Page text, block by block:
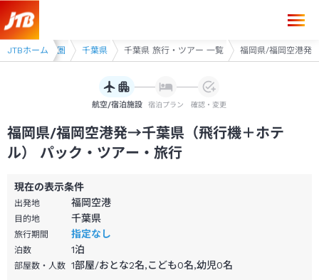
JTBホーム
アー 首都圏 千葉県 千葉県 旅行・ツアー 一覧 福岡県/福岡空港発
航空/宿泊施設 宿泊プラン 確認・変更
福岡県/福岡空港発→千葉県（飛行機＋ホテ
ル） パック・ツアー・旅行
現在の表示条件
出発地 福岡空港
目的地 千葉県
旅行期間 指定なし
泊数 1泊
部屋数・人数 1部屋/おとな2名,こども0名,幼児0名